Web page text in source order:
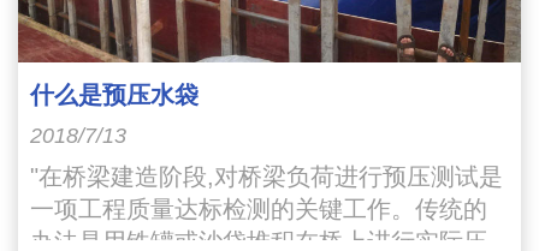
什么是预压水袋
2018/7/13
"在桥梁建造阶段,对桥梁负荷进行预压测试是
一项工程质量达标检测的关键工作。传统的
办法是用铁罐或沙袋堆积在桥上进行实际压